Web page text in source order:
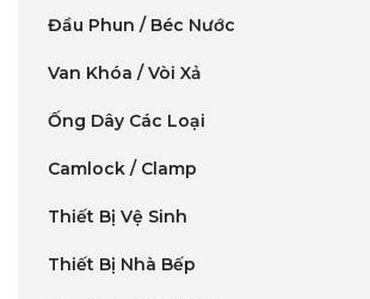
Đầu Phun / Béc Nước
Van Khóa / Vòi Xả
Ống Dây Các Loại
Camlock / Clamp
Thiết Bị Vệ Sinh
Thiết Bị Nhà Bếp